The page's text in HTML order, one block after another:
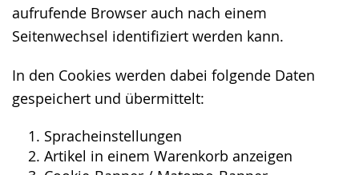
aufrufende Browser auch nach einem
Seitenwechsel identifiziert werden kann.
In den Cookies werden dabei folgende Daten
gespeichert und übermittelt:
Spracheinstellungen
Artikel in einem Warenkorb anzeigen